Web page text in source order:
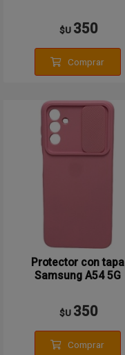
$U 350
Comprar
Protector con tapa
Samsung A54 5G
$U 350
Comprar